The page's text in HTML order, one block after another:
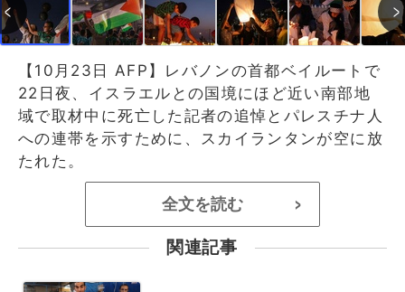
【10月23日 AFP】レバノンの首都ベイルートで
22日夜、イスラエルとの国境にほど近い南部地
域で取材中に死亡した記者の追悼とパレスチナ人
への連帯を示すために、スカイランタンが空に放
たれた。
全文を読む >
関連記事